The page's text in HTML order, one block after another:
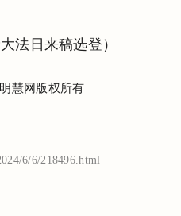
法日来稿选登）
慧网版权所有
6/6/218496.html